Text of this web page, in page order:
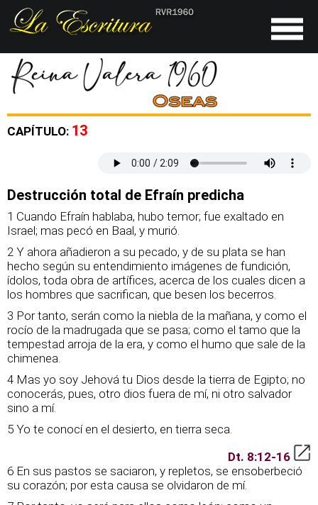
CAPÍTULO: 13
Destrucción total de Efraín predicha
1 Cuando Efraín hablaba, hubo temor; fue exaltado en
Israel; mas pecó en Baal, y murió.
2 Y ahora añadieron a su pecado, y de su plata se han
hecho según su entendimiento imágenes de fundición,
ídolos, toda obra de artífices, acerca de los cuales dicen a
los hombres que sacrifican, que besen los becerros.
3 Por tanto, serán como la niebla de la mañana, y como el
rocío de la madrugada que se pasa; como el tamo que la
tempestad arroja de la era, y como el humo que sale de la
chimenea.
4 Mas yo soy Jehová tu Dios desde la tierra de Egipto; no
conocerás, pues, otro dios fuera de mí, ni otro salvador
sino a mí.
5 Yo te conocí en el desierto, en tierra seca.
Dt. 8:12-16
6 En sus pastos se saciaron, y repletos, se ensoberbeció
su corazón; por esta causa se olvidaron de mí.